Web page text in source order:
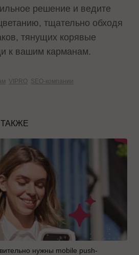
решение и ведите
тщательно обходя
тянущих корявые
к вашим карманам.
VIPRO SEO-компании
нужны mobile push-